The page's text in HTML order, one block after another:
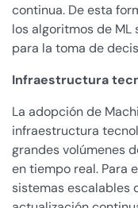
continua. De esta
los algoritmos de ML
para la toma de
Infraestructura
La adopción de
infraestructura
grandes volúmenes
en tiempo real. Para
sistemas escalables